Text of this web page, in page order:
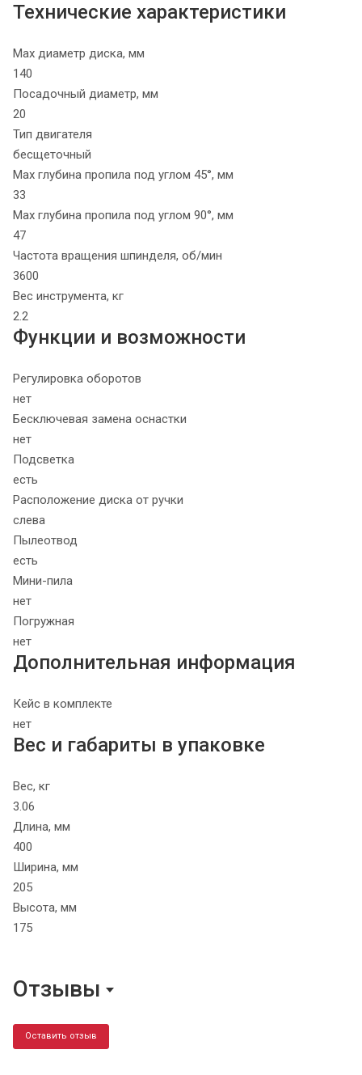
Технические характеристики
Max диаметр диска, мм
140
Посадочный диаметр, мм
20
Тип двигателя
бесщеточный
Max глубина пропила под углом 45°, мм
33
Max глубина пропила под углом 90°, мм
47
Частота вращения шпинделя, об/мин
3600
Вес инструмента, кг
2.2
Функции и возможности
Регулировка оборотов
нет
Бесключевая замена оснастки
нет
Подсветка
есть
Расположение диска от ручки
слева
Пылеотвод
есть
Мини-пила
нет
Погружная
нет
Дополнительная информация
Кейс в комплекте
нет
Вес и габариты в упаковке
Вес, кг
3.06
Длина, мм
400
Ширина, мм
205
Высота, мм
175
Отзывы
Оставить отзыв